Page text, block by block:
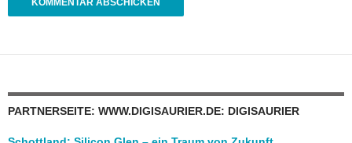
PARTNERSEITE: WWW.DIGISAURIER.DE: DIGISAURIER